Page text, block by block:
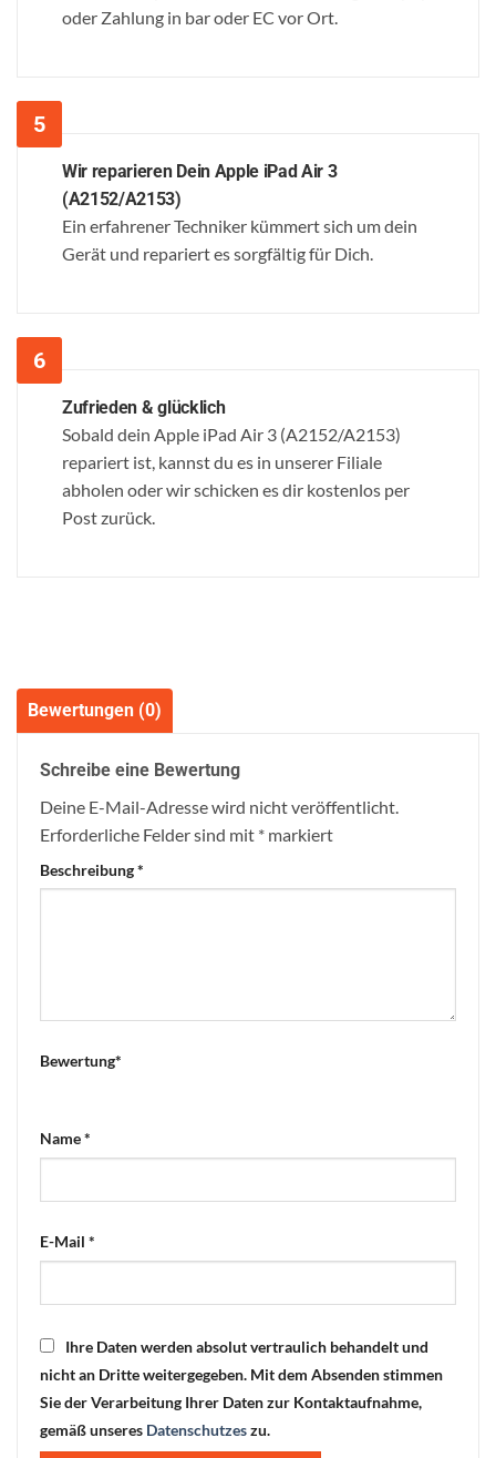
oder Zahlung in bar oder EC vor Ort.
Wir reparieren Dein Apple iPad Air 3
(A2152/A2153)
Ein erfahrener Techniker kümmert sich um dein
Gerät und repariert es sorgfältig für Dich.
Zufrieden & glücklich
Sobald dein Apple iPad Air 3 (A2152/A2153)
repariert ist, kannst du es in unserer Filiale
abholen oder wir schicken es dir kostenlos per
Post zurück.
Bewertungen (0)
Schreibe eine Bewertung
Deine E-Mail-Adresse wird nicht veröffentlicht.
Erforderliche Felder sind mit * markiert
Beschreibung*
Bewertung*
Name*
E-Mail *
Ihre Daten werden absolut vertraulich behandelt und
nicht an Dritte weitergegeben. Mit dem Absenden stimmen
Sie der Verarbeitung Ihrer Daten zur Kontaktaufnahme,
gemäß unseres Datenschutzeszu.